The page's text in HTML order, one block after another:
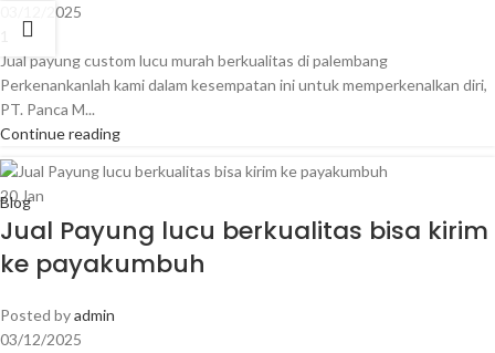
03/12/2025
Jual payung custom lucu murah berkualitas di palembang
Perkenankanlah kami dalam kesempatan ini untuk memperkenalkan diri,
PT. Panca M...
Continue reading
20 Jan
Blog
Jual Payung lucu berkualitas bisa kirim
ke payakumbuh
Posted byadmin
03/12/2025